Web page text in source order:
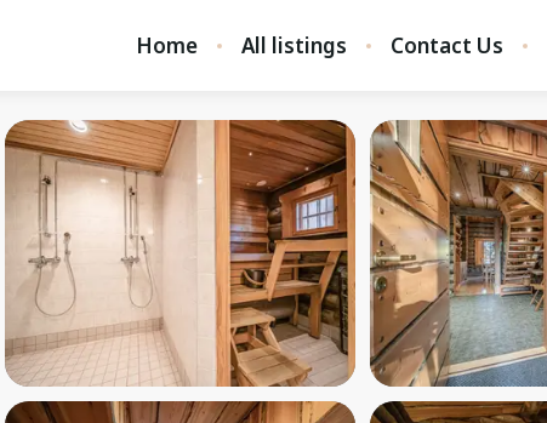
Home All listings Contact Us